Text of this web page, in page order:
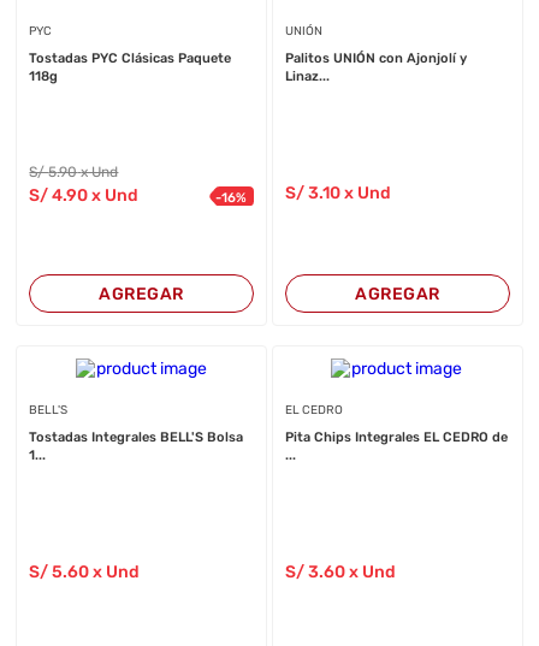
PYC
Tostadas PYC Clásicas Paquete
118g
S/5.90 x Und
S/4.90 x Und -16%
AGREGAR
UNIÓN
Palitos UNIÓN con Ajonjolí y
Linaz...
S/3.10x Und
AGREGAR
BELL'S
Tostadas Integrales BELL'S Bolsa
1...
S/5.60 x Und
EL CEDRO
Pita Chips Integrales EL CEDRO de
...
S/3.60x Und